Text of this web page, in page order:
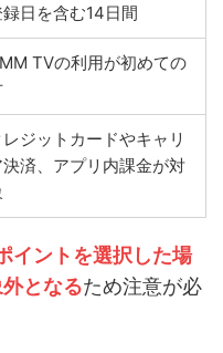
日を含む14日間
TVの利用が初めての
レジットカードやキャリ
決済、アプリ内課金が対
イントを選択した場
となるため注意が必